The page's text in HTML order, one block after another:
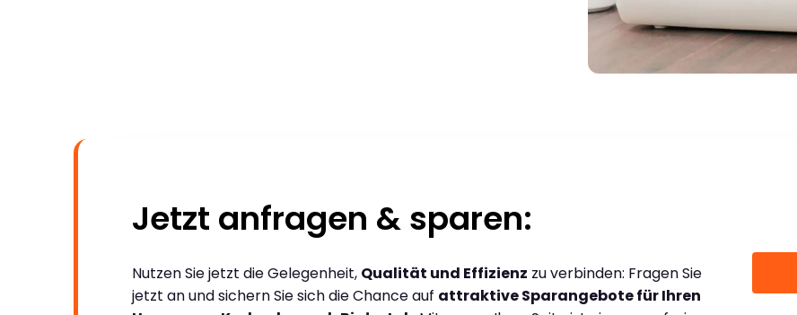
Jetzt anfragen & sparen:
Nutzen Sie jetzt die Gelegenheit, Qualität und Effizienz zu verbinden: Fragen Sie
jetzt an und sichern Sie sich die Chance auf attraktive Sparangebote für Ihren